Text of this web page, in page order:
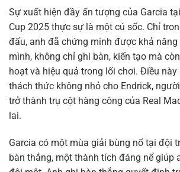
Sự xuất hiện đầy ấn tượng của Garcia
Cup 2025 thực sự là một cú sốc. Chỉ
đấu, anh đã chứng minh được khả năng
mình, không chỉ ghi bàn, kiến tạo mà
hoạt và hiệu quả trong lối chơi. Điều
thách thức không nhỏ cho Endrick,
trở thành trụ cột hàng công của Real
lai.
Garcia có một mùa giải bùng nổ tại đội
bàn thắng, một thành tích đáng nể giúp